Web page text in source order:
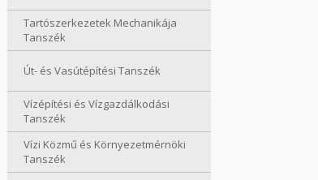
Tartószerkezetek Mechanikája
Tanszék
Út- és Vasútépítési Tanszék
Vízépítési és Vízgazdálkodási
Tanszék
Vízi Közmű és Környezetmérnöki
Tanszék